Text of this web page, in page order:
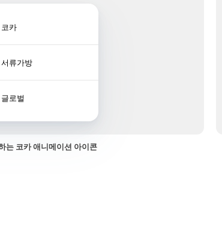
코카
서류가방
글로벌
는 코카 애니메이션 아이콘